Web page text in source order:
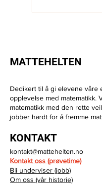
Hva kan man
MATTEHELTEN
Dedikert til å gi elevene våre
opplevelse med matematikk.
matematikk med den rette
jobber hardt for å fremme
KONTAKT
kontakt@mattehelten.no
Kontakt oss (prøvetime)
Bli underviser (jobb)
Om oss (vår historie)